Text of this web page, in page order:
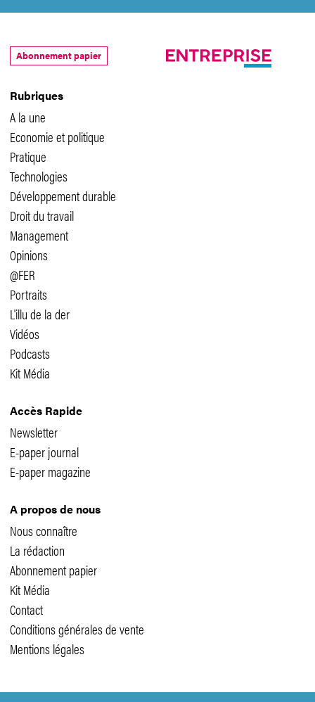
Rubriques
A la une
Economie et politique
Pratique
Technologies
Développement durable
Droit du travail
Management
Opinions
@FER
Portraits
L'illu de la der
Vidéos
Podcasts
Kit Média
Accès Rapide
Newsletter
E-paper journal
E-paper magazine
A propos de nous
Nous connaître
La rédaction
Abonnement papier
Kit Média
Contact
Conditions générales de vente
Mentions légales
Abonnement papier